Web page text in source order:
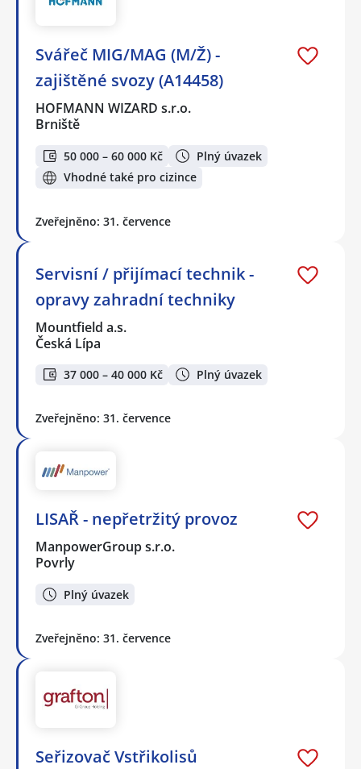
Svářeč MIG/MAG (M/Ž) -
zajištěné svozy (A14458)
HOFMANN WIZARD s.r.o.
Brniště
50 000 – 60 000 Kč
Plný úvazek
Vhodné také pro cizince
Zveřejněno: 31. července
Servisní / přijímací technik -
opravy zahradní techniky
Mountfield a.s.
Česká Lípa
37 000 – 40 000 Kč Plný úvazek
Zveřejněno: 31. července
LISAŘ - nepřetržitý provoz
ManpowerGroup s.r.o.
Povrly
Plný úvazek
Zveřejněno: 31. července
Seřizovač Vstřikolisů